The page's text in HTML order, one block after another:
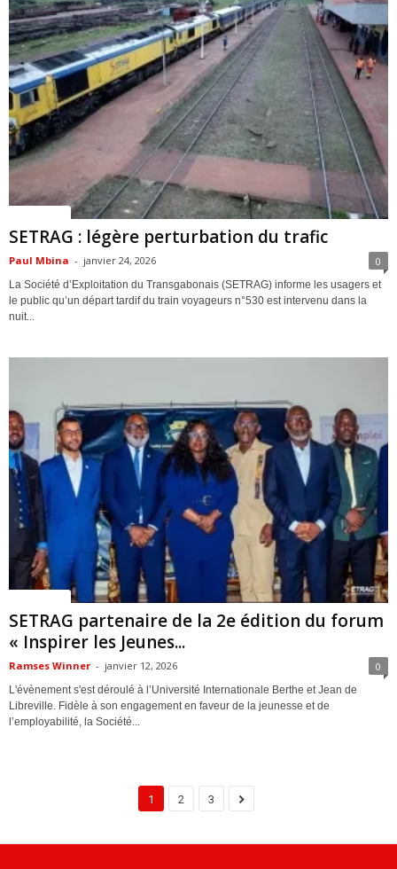
SETRAG : légère perturbation du trafic
Paul Mbina - janvier 24, 2026 0
La Société d’Exploitation du Transgabonais (SETRAG) informe les usagers et
le public qu’un départ tardif du train voyageurs n°530 est intervenu dans la
nuit...
SETRAG partenaire de la 2e édition du forum
« Inspirer les Jeunes...
Ramses Winner - janvier 12, 2026 0
L'évènement s'est déroulé à l’Université Internationale Berthe et Jean de
Libreville. Fidèle à son engagement en faveur de la jeunesse et de
l’employabilité, la Société...
1 2 3